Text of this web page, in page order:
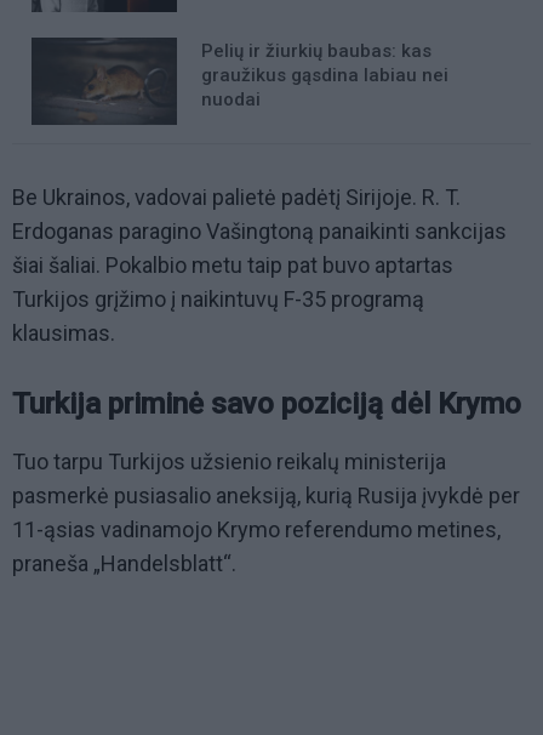
Pelių ir žiurkių baubas: kas
graužikus gąsdina labiau nei
nuodai
Be Ukrainos, vadovai palietė padėtį Sirijoje. R. T.
Erdoganas paragino Vašingtoną panaikinti sankcijas
šiai šaliai. Pokalbio metu taip pat buvo aptartas
Turkijos grįžimo į naikintuvų F-35 programą
klausimas.
Turkija priminė savo poziciją dėl Krymo
Tuo tarpu Turkijos užsienio reikalų ministerija
pasmerkė pusiasalio aneksiją, kurią Rusija įvykdė per
11-ąsias vadinamojo Krymo referendumo metines,
praneša „Handelsblatt“.